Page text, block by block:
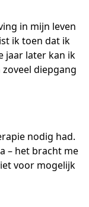
in mijn leven
ik toen dat ik
jaar later kan ik
diepgang
nodig had.
– het bracht me
voor mogelijk